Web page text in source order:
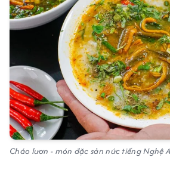
Cháo lươn - món đặc sản nức tiếng Nghệ